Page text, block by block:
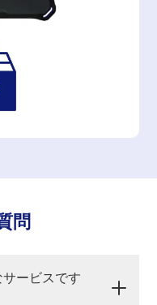
問
ービスです